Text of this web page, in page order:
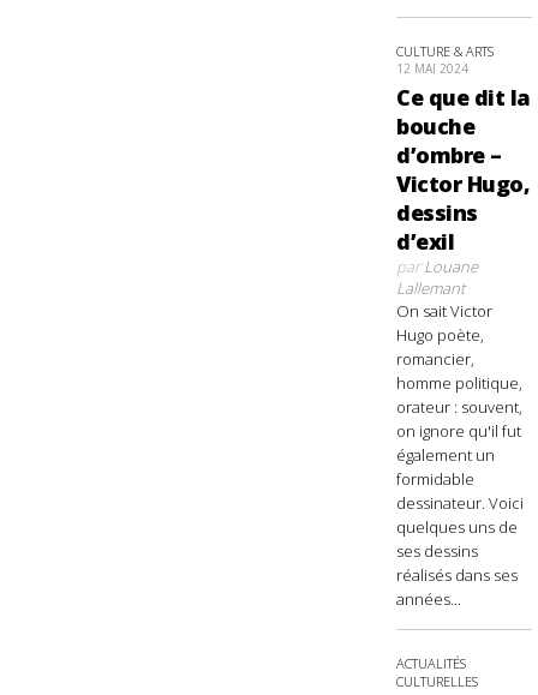
CULTURE & ARTS
12 MAI 2024
Ce que dit la
bouche
d’ombre –
Victor Hugo,
dessins
d’exil
parLouane
Lallemant
On sait Victor
Hugo poète,
romancier,
homme politique,
orateur : souvent,
on ignore qu'il fut
également un
formidable
dessinateur. Voici
quelques uns de
ses dessins
réalisés dans ses
années...
ACTUALITÉS
CULTURELLES